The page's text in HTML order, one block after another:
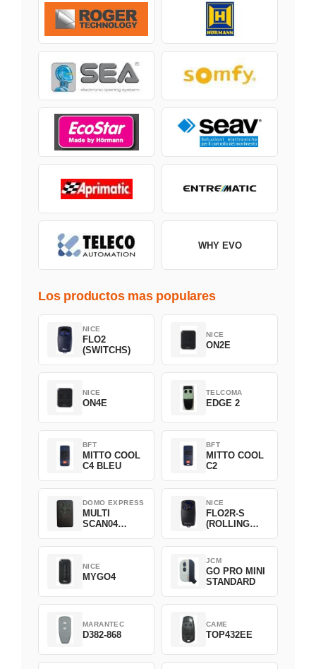
WHY EVO
Los productos mas populares
NICE
FLO2
(SWITCHS)
NICE
ON2E
NICE
ON4E
TELCOMA
EDGE 2
BFT
MITTO COOL
C4 BLEU
BFT
MITTO COOL
C2
DOMO EXPRESS
MULTI
SCAN04
NICE
FLO2R-S
(ROLLING
NICE
MYGO4
JCM
GO PRO MINI
STANDARD
MARANTEC
D382-868
CAME
TOP432EE